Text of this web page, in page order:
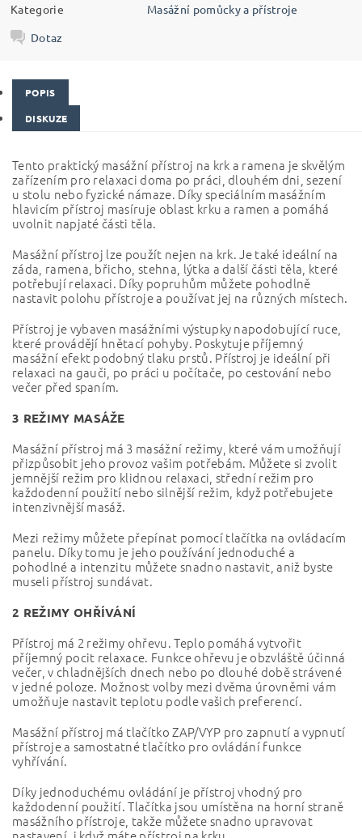
Kategorie
Masážní pomůcky a přístroje
Dotaz
POPIS
DISKUZE
Tento praktický masážní přístroj na krk a ramena je skvělým
zařízením pro relaxaci doma po práci, dlouhém dni, sezení
u stolu nebo fyzické námaze. Díky speciálním masážním
hlavicím přístroj masíruje oblast krku a ramen a pomáhá
uvolnit napjaté části těla.
Masážní přístroj lze použít nejen na krk. Je také ideální na
záda, ramena, břicho, stehna, lýtka a další části těla, které
potřebují relaxaci. Díky popruhům můžete pohodlně
nastavit polohu přístroje a používat jej na různých místech.
Přístroj je vybaven masážními výstupky napodobující ruce,
které provádějí hnětací pohyby. Poskytuje příjemný
masážní efekt podobný tlaku prstů. Přístroj je ideální při
relaxaci na gauči, po práci u počítače, po cestování nebo
večer před spaním.
3 REŽIMY MASÁŽE
Masážní přístroj má 3 masážní režimy, které vám umožňují
přizpůsobit jeho provoz vašim potřebám. Můžete si zvolit
jemnější režim pro klidnou relaxaci, střední režim pro
každodenní použití nebo silnější režim, když potřebujete
intenzivnější masáž.
Mezi režimy můžete přepínat pomocí tlačítka na ovládacím
panelu. Díky tomu je jeho používání jednoduché a
pohodlné a intenzitu můžete snadno nastavit, aniž byste
museli přístroj sundávat.
2 REŽIMY OHŘÍVÁNÍ
Přístroj má 2 režimy ohřevu. Teplo pomáhá vytvořit
příjemný pocit relaxace. Funkce ohřevu je obzvláště účinná
večer, v chladnějších dnech nebo po dlouhé době strávené
v jedné poloze. Možnost volby mezi dvěma úrovněmi vám
umožňuje nastavit teplotu podle vašich preferencí.
Masážní přístroj má tlačítko ZAP/VYP pro zapnutí a vypnutí
přístroje a samostatné tlačítko pro ovládání funkce
vyhřívání.
Díky jednoduchému ovládání je přístroj vhodný pro
každodenní použití. Tlačítka jsou umístěna na horní straně
masážního přístroje, takže můžete snadno upravovat